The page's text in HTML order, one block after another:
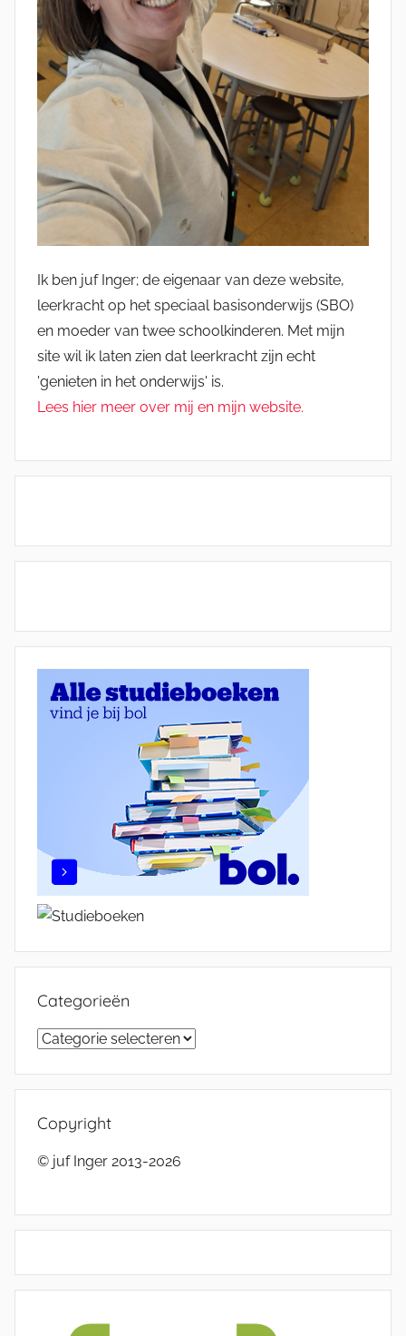
Ik ben juf Inger; de eigenaar van deze website,
leerkracht op het speciaal basisonderwijs (SBO)
en moeder van twee schoolkinderen. Met mijn
site wil ik laten zien dat leerkracht zijn echt
'genieten in het onderwijs' is.
Lees hier meer over mij en mijn website.
Categorieën
Categorieën
Copyright
© juf Inger 2013-2026